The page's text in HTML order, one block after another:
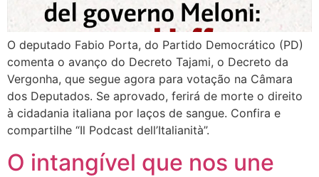
O deputado Fabio Porta, do Partido Democrático (PD)
comenta o avanço do Decreto Tajami, o Decreto da
Vergonha, que segue agora para votação na Câmara
dos Deputados. Se aprovado, ferirá de morte o direito
à cidadania italiana por laços de sangue. Confira e
compartilhe “Il Podcast dell’Italianità”.
O intangível que nos une